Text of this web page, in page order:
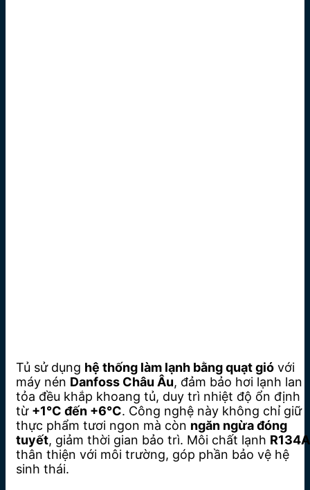
Tủ sử dụng hệ thống làm lạnh bằng quạt gió với
máy nén Danfoss Châu Âu, đảm bảo hơi lạnh lan
tỏa đều khắp khoang tủ, duy trì nhiệt độ ổn định
từ +1°C đến +6°C. Công nghệ này không chỉ giữ
thực phẩm tươi ngon mà còn ngăn ngừa đóng
tuyết, giảm thời gian bảo trì. Môi chất lạnh R134A
thân thiện với môi trường, góp phần bảo vệ hệ
sinh thái.